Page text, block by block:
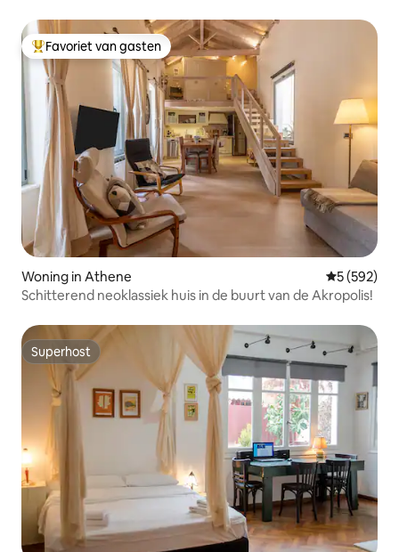
Topfavoriet van gasten
Favoriet van gasten
Woning in Athene
5 (592)
Schitterend neoklassiek huis in de buurt van de Akropolis!
Superhost
Superhost